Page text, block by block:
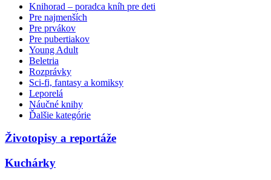
Knihorad – poradca kníh pre deti
Pre najmenších
Pre prvákov
Pre pubertiakov
Young Adult
Beletria
Rozprávky
Sci-fi, fantasy a komiksy
Leporelá
Náučné knihy
Ďalšie kategórie
Životopisy a reportáže
Kuchárky